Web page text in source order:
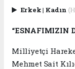
Erkek| Kadın
“ESNAFIMIZIN
Milliyetçi
Mehmet Sait